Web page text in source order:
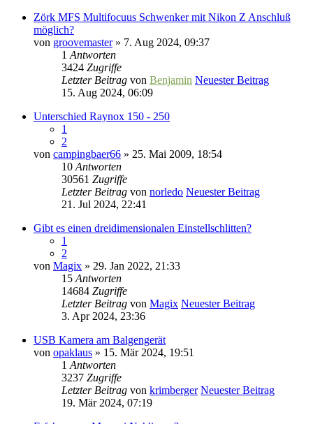
Zörk MFS Multifocuus Schwenker mit Nikon Z Anschluß
möglich?
von groovemaster» 7. Aug 2024, 09:37
1 Antworten
3424 Zugriffe
Letzter Beitrag von Benjamin Neuester Beitrag
15. Aug 2024, 06:09
Unterschied Raynox 150 - 250
1
2
von campingbaer66 » 25. Mai 2009, 18:54
10 Antworten
30561 Zugriffe
Letzter Beitrag von norledo Neuester Beitrag
21. Jul 2024, 22:41
Gibt es einen dreidimensionalen Einstellschlitten?
1
2
von Magix » 29. Jan 2022, 21:33
15 Antworten
14684 Zugriffe
Letzter Beitrag von Magix Neuester Beitrag
3. Apr 2024, 23:36
USB Kamera am Balgengerät
von opaklaus » 15. Mär 2024, 19:51
1 Antworten
3237 Zugriffe
Letzter Beitrag von krimberger Neuester Beitrag
19. Mär 2024, 07:19